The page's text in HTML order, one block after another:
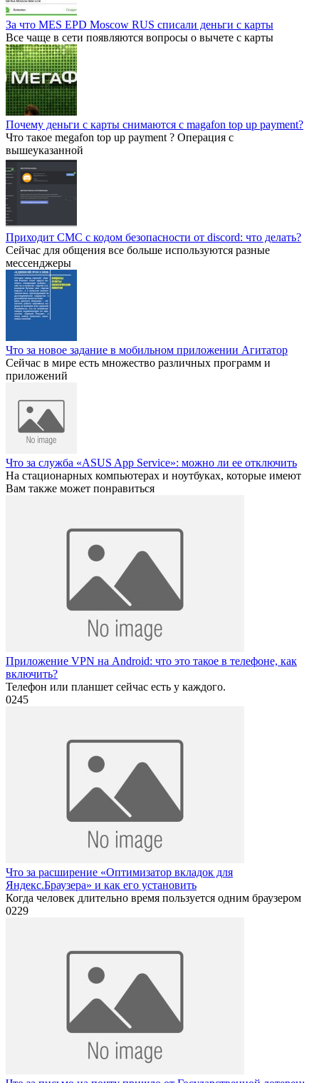
За что MES EPD Moscow RUS списали деньги с карты
Все чаще в сети появляются вопросы о вычете с карты
Почему деньги с карты снимаются с magafon top up payment?
Что такое megafon top up payment ? Операция с
вышеуказанной
Приходит СМС с кодом безопасности от discord: что делать?
Сейчас для общения все больше используются разные
мессенджеры
Что за новое задание в мобильном приложении Агитатор
Сейчас в мире есть множество различных программ и
приложений
Что за служба «ASUS App Service»: можно ли ее отключить
На стационарных компьютерах и ноутбуках, которые имеют
Вам также может понравиться
Приложение VPN на Android: что это такое в телефоне, как
включить?
Телефон или планшет сейчас есть у каждого.
0245
Что за расширение «Оптимизатор вкладок для
Яндекс.Браузера» и как его установить
Когда человек длительно время пользуется одним браузером
0229